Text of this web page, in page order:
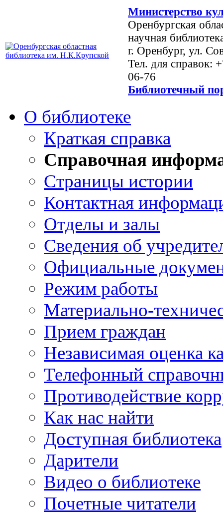
Министерство
Оренбургская
научная
г. Оренбург, ул.
Тел. для справок:
06-76
Библиотечный
О библиотеке
Краткая справка
Справочная
Страницы истории
Контактная
Отделы и залы
Сведения об
Официальные
Режим работы
Материально-
Прием граждан
Независимая оценка
Телефонный
Противодействие
Как нас найти
Доступная библиотека
Дарители
Видео о библиотеке
Почетные читатели